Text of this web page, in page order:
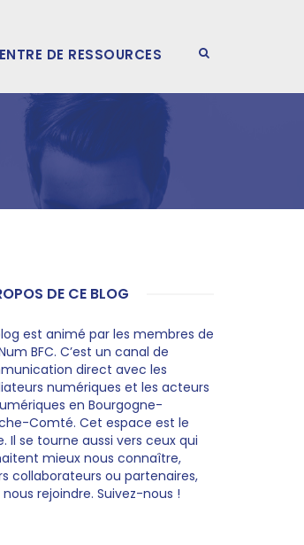
DE RESSOURCES
DE CE BLOG
est animé par les membres de
BFC. C’est un canal de
direct avec les
numériques et les acteurs
en Bourgogne-
Comté. Cet espace est le
Il se tourne aussi vers ceux qui
mieux nous connaître,
collaborateurs ou partenaires,
rejoindre. Suivez-nous !